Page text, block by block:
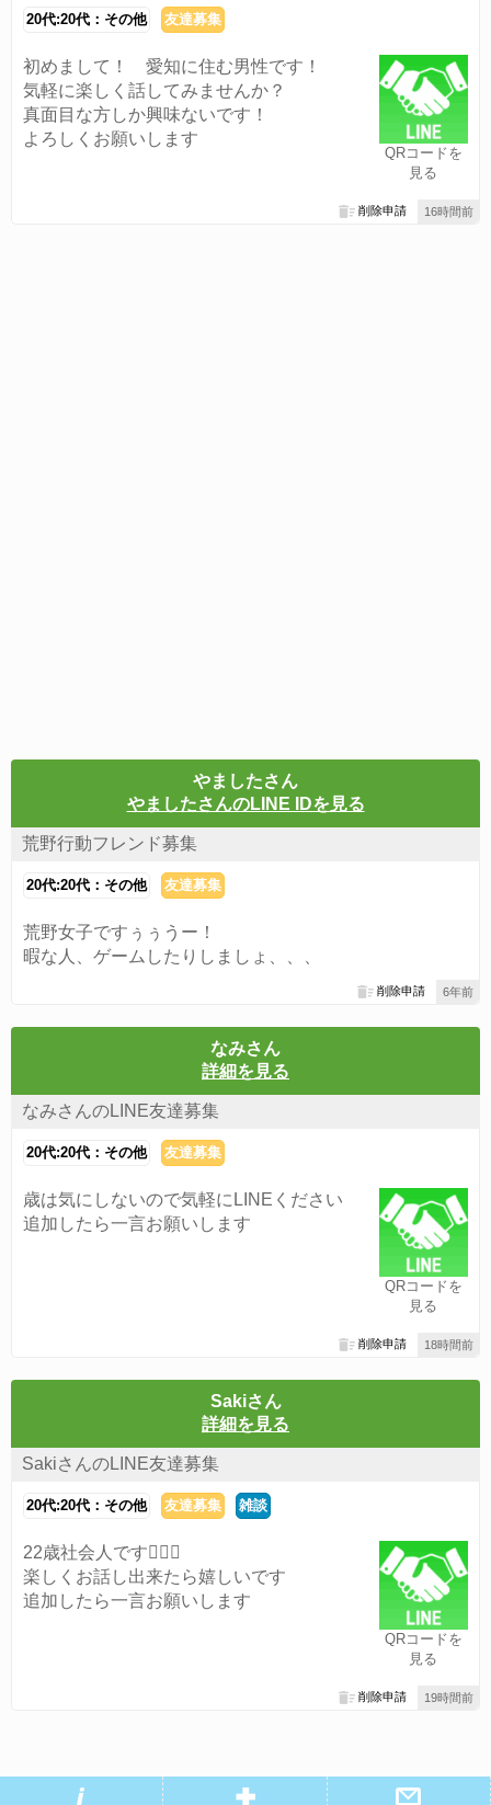
20代:20代：その他 友達募集
QRコードを
見る
初めまして！ 愛知に住む男性です！
気軽に楽しく話してみませんか？
真面目な方しか興味ないです！
よろしくお願いします
16時間前
削除申請
やましたさん
やましたさんのLINE IDを見る
荒野行動フレンド募集
20代:20代：その他 友達募集
荒野女子ですぅぅうー！
暇な人、ゲームしたりしましょ、、、
6年前
削除申請
なみさん
詳細を見る
なみさんのLINE友達募集
20代:20代：その他 友達募集
QRコードを
見る
歳は気にしないので気軽にLINEください
追加したら一言お願いします
18時間前
削除申請
Sakiさん
詳細を見る
SakiさんのLINE友達募集
20代:20代：その他 友達募集 雑談
QRコードを
見る
22歳社会人です👱🏻‍♀️
楽しくお話し出来たら嬉しいです
追加したら一言お願いします
19時間前
削除申請